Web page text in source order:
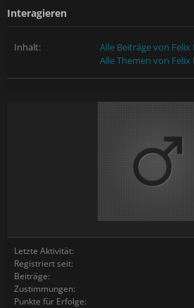
Letzte Aktivität:
Registriert seit:
Beiträge:
Zustimmungen:
Punkte für Erfolge:
Interagieren
Inhalt:
Alle Beiträge von
Alle Themen von Felix